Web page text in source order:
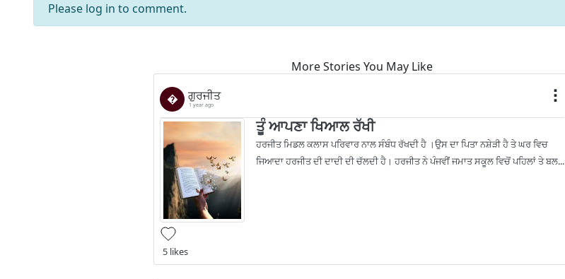
Please log in to comment.
More Stories You May Like
� ਗੁਰਜੀਤ
1 year ago
ਤੂੰ ਆਪਣਾ ਖਿਆਲ ਰੱਖੀ
ਹਰਜੀਤ ਮਿਡਲ ਕਲਾਸ ਪਰਿਵਾਰ ਨਾਲ ਸੰਬੰਧ ਰੱਖਦੀ ਹੈ ।ਉਸ ਦਾ ਪਿਤਾ ਨਸ਼ੇੜੀ ਹੈ ਤੇ ਘਰ ਵਿਚ
ਜਿਆਦਾ ਹਰਜੀਤ ਦੀ ਦਾਦੀ ਦੀ ਚੱਲਦੀ ਹੈ। ਹਰਜੀਤ ਨੇ ਪੰਜਵੀਂ ਜਮਾਤ ਸਕੂਲ ਵਿਚੋਂ ਪਹਿਲਾਂ ਤੇ ਬਲ...
5 likes